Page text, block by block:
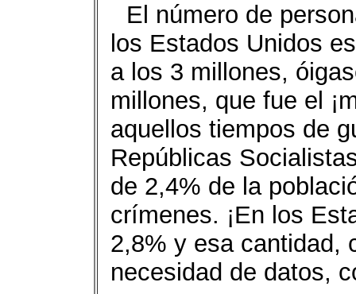
El número de
los Estados Unidos
a los 3 millones,
millones, que fue el
aquellos tiempos de
Repúblicas
de 2,4% de la
crímenes. ¡En los
2,8% y esa cantidad,
necesidad de datos,